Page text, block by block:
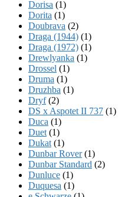
Dorisa (1)
Dorita (1)
Doubrava (2)
Draga (1944) (1)
Draga (1972) (1)
Drewlyanka (1)
Drossel (1)
Druma (1)
Druzhba (1)
Dryf(2)
DS x Aspotet II 737 (1)
Duca (1)
Duet (1)
Dukat (1)
Dunbar Rover(1)
Dunbar Standard (2)
Dunluce (1)
Duquesa (1)